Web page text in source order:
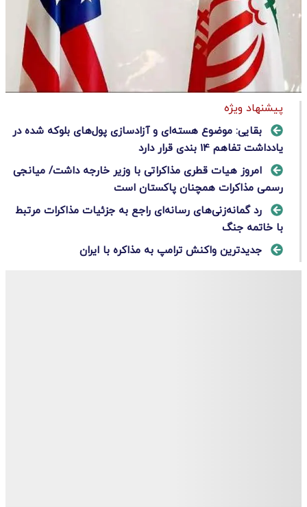
پیشنهاد ویژه
بقایی: موضوع هسته‌ای و آزادسازی پول‌های بلوکه شده در
یادداشت تفاهم 14 بندی قرار دارد
امروز هیات قطری مذاکراتی با وزیر خارجه داشت/ میانجی
رسمی مذاکرات همچنان پاکستان است
رد گمانه‌زنی‌های رسانه‌ای راجع به جزئیات مذاکرات مرتبط
با خاتمه جنگ
جدیدترین واکنش ترامپ به مذاکره با ایران